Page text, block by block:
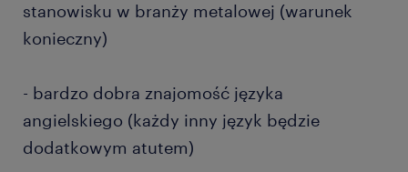
stanowisku w branży metalowej (warunek
konieczny)
- bardzo dobra znajomość języka
angielskiego (każdy inny język będzie
dodatkowym atutem)